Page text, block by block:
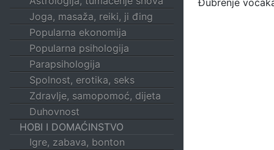
Joga, masaža, reiki, ji đing
Popularna ekonomija
Popularna psihologija
Parapsihologija
Spolnost, erotika, seks
Zdravlje, samopomoć, dijeta
Duhovnost
HOBI I DOMAĆINSTVO
Igre, zabava, bonton
Đubrenje